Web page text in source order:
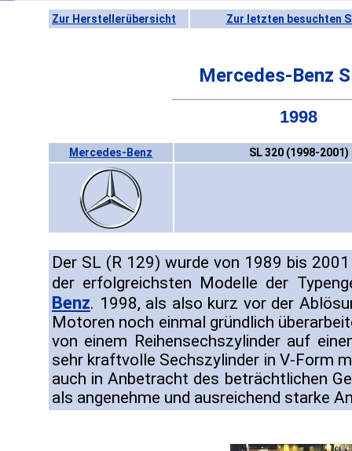
Zur Herstellerübersicht Zur letzten besuchten
Mercedes-Benz
1998
Mercedes-Benz SL 320 (1998-2001)
Der SL (R 129) wurde von 1989 bis
der erfolgreichsten Modelle der
Benz. 1998, als also kurz vor der
Motoren noch einmal gründlich
von einem Reihensechszylinder auf
sehr kraftvolle Sechszylinder in V-Form
auch in Anbetracht des beträchtlichen
als angenehme und ausreichend starke